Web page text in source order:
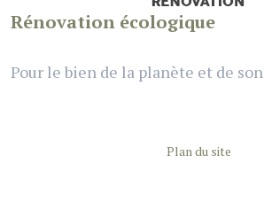
Rénovation écologique
Pour le bien de la planète et de
Plan du site